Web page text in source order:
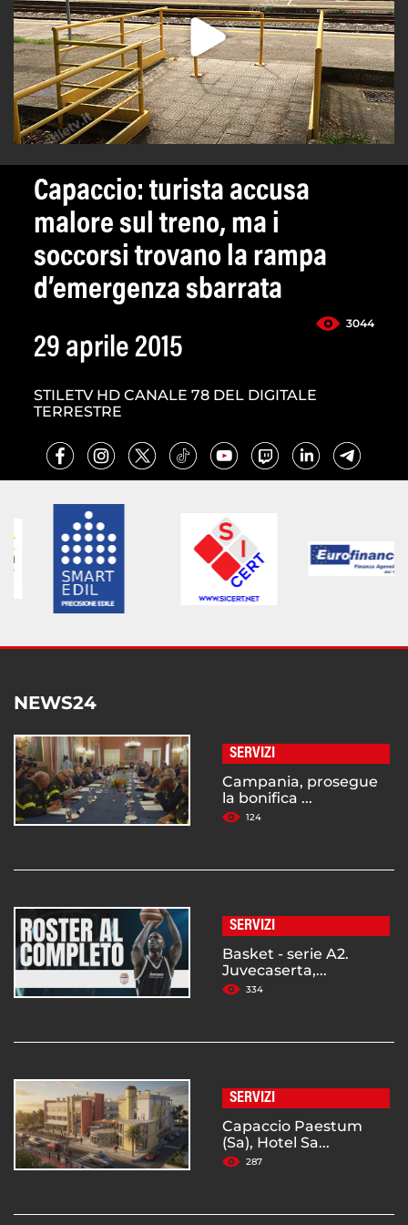
Capaccio: turista accusa
malore sul treno, ma i
soccorsi trovano la rampa
d’emergenza sbarrata
3044
29 aprile 2015
STILETV HD CANALE 78 DEL DIGITALE
TERRESTRE
NEWS24
SERVIZI
Campania, prosegue
la bonifica ...
124
SERVIZI
Basket - serie A2.
Juvecaserta,...
334
SERVIZI
Capaccio Paestum
(Sa), Hotel Sa...
287